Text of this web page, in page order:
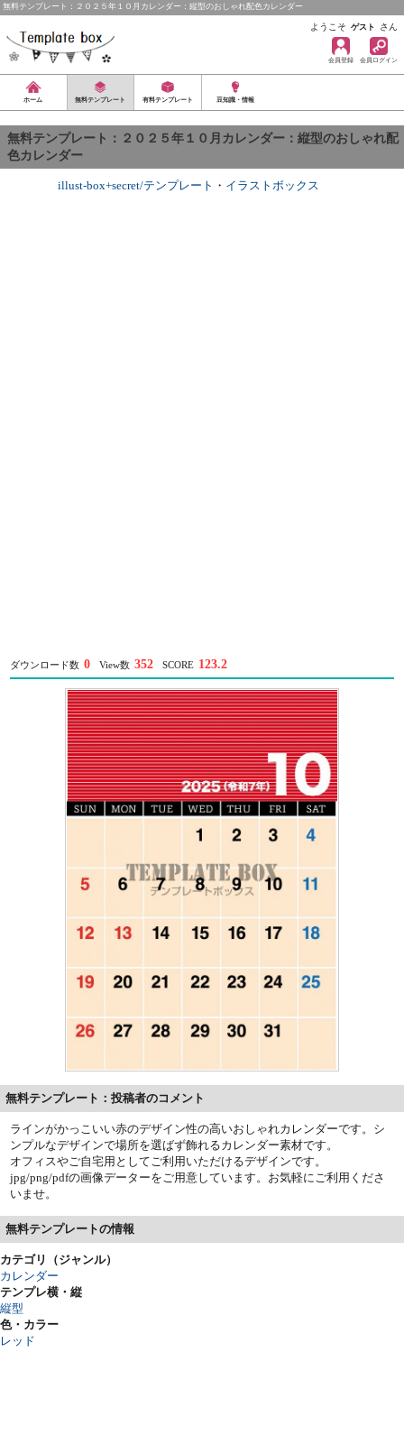
無料テンプレート：２０２５年１０月カレンダー：縦型のおしゃれ配色カレンダー
ようこそ ゲスト さん
会員登録 会員ログイン
ホーム 無料テンプレート 有料テンプレート 豆知識・情報
無料テンプレート：２０２５年１０月カレンダー：縦型のおしゃれ配
色カレンダー
illust-box+secret/テンプレート ・ イラストボックス
ダウンロード数 0 View数 352 SCORE 123.2
無料テンプレート：投稿者のコメント
ラインがかっこいい赤のデザイン性の高いおしゃれカレンダーです。シ
ンプルなデザインで場所を選ばず飾れるカレンダー素材です。
オフィスやご自宅用としてご利用いただけるデザインです。
jpg/png/pdfの画像データーをご用意しています。お気軽にご利用くださ
いませ。
無料テンプレートの情報
カテゴリ（ジャンル）
カレンダー
テンプレ横・縦
縦型
色・カラー
レッド